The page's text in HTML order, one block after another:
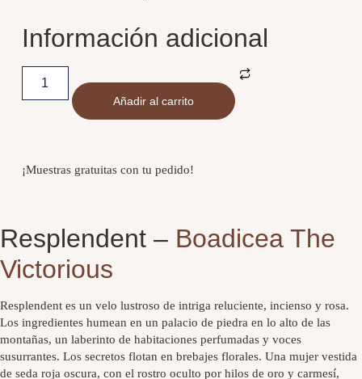
Información adicional
Añadir al carrito
¡Muestras gratuitas con tu pedido!
Resplendent – Boadicea The
Victorious
Resplendent es un velo lustroso de intriga reluciente, incienso y rosa.
Los ingredientes humean en un palacio de piedra en lo alto de las
montañas, un laberinto de habitaciones perfumadas y voces
susurrantes. Los secretos flotan en brebajes florales. Una mujer vestida
de seda roja oscura, con el rostro oculto por hilos de oro y carmesí,